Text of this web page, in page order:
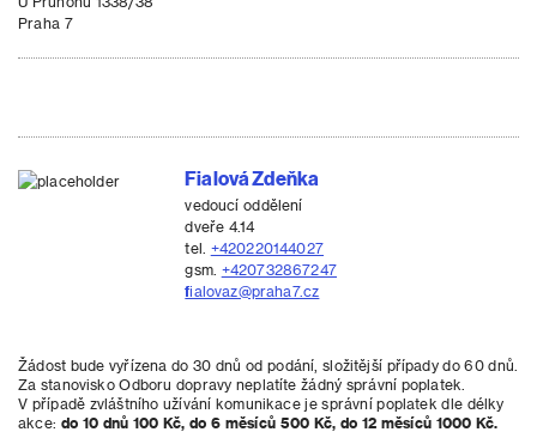
Praha 7
Fialová Zdeňka
vedoucí oddělení
dveře 4.14
tel. +420220144027
gsm. +420732867247
fialovaz@praha7.cz
Žádost bude vyřízena do 30 dnů od podání, složitější případy do 60 dnů.
Za stanovisko Odboru dopravy neplatíte žádný správní poplatek.
V případě zvláštního užívání komunikace je správní poplatek dle délky
akce: do 10 dnů 100 Kč, do 6 měsíců 500 Kč, do 12 měsíců 1000 Kč.